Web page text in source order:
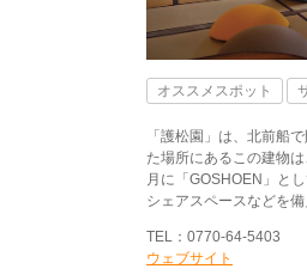
オススメスポット
「護松園」は、北前船
た場所にあるこの建物
月に「GOSHOEN」と
シェアスペースなどを
TEL：0770-64-5403
ウェブサイト